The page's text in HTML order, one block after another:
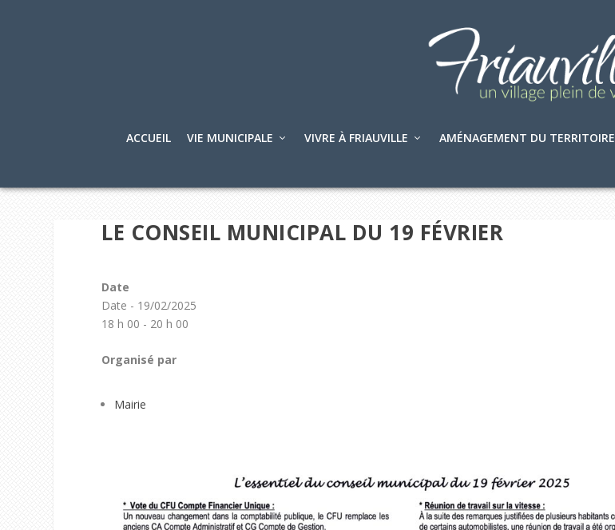
ACCUEIL VIE MUNICIPALE VIVRE À FRIAUVILLE AMÉNAGEMENT DU TERRITOIRE
LE CONSEIL MUNICIPAL DU 19 FÉVRIER
Date
Date - 19/02/2025
18 h 00 - 20 h 00
Organisé par
Mairie